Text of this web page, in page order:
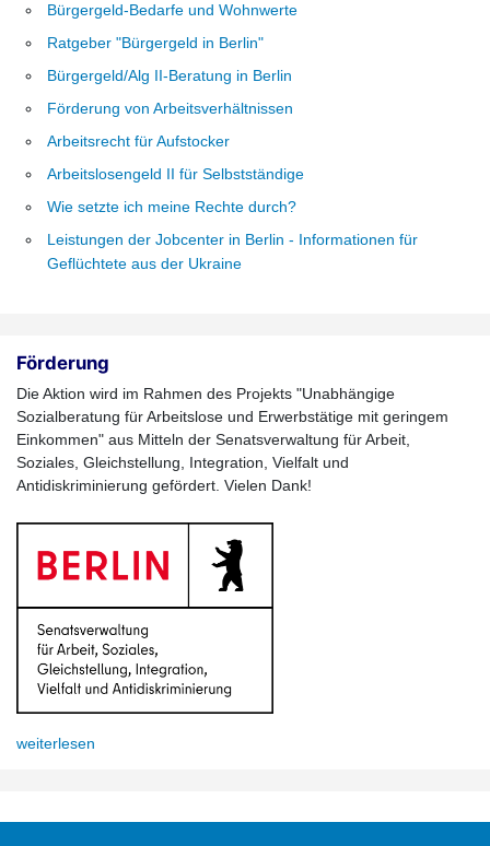
Bürgergeld-Bedarfe und Wohnwerte
Ratgeber "Bürgergeld in Berlin"
Bürgergeld/Alg II-Beratung in Berlin
Förderung von Arbeitsverhältnissen
Arbeitsrecht für Aufstocker
Arbeitslosengeld II für Selbstständige
Wie setzte ich meine Rechte durch?
Leistungen der Jobcenter in Berlin - Informationen für
Geflüchtete aus der Ukraine
Förderung
Die Aktion wird im Rahmen des Projekts "Unabhängige
Sozialberatung für Arbeitslose und Erwerbstätige mit geringem
Einkommen" aus Mitteln der Senatsverwaltung für Arbeit,
Soziales, Gleichstellung, Integration, Vielfalt und
Antidiskriminierung gefördert. Vielen Dank!
weiterlesen